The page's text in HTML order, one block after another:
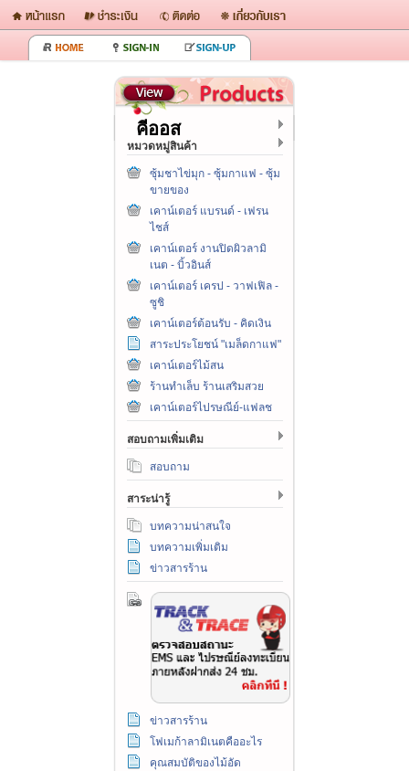
คีออส
หมวดหมู่สินค้า
ซุ้มชาไข่มุก - ซุ้มกาแฟ - ซุ้ม
ขายของ
เคาน์เตอร์ แบรนด์ - เฟรน
ไชส์
เคาน์เตอร์ งานปิดผิวลามิ
เนต - บิ้วอินส์
เคาน์เตอร์ เครป - วาฟเฟิล -
ซูชิ
เคาน์เตอร์ต้อนรับ - คิดเงิน
สาระประโยชน์ "เมล็ดกาแฟ"
เคาน์เตอร์ไม้สน
ร้านทำเล็บ ร้านเสริมสวย
เคาน์เตอร์ไปรษณีย์-แฟลช
สอบถามเพิ่มเติม
สอบถาม
สาระน่ารู้
บทความน่าสนใจ
บทความเพิ่มเติม
ข่าวสารร้าน
ข่าวสารร้าน
โฟเมก้าลามิเนตคืออะไร
คุณสมบัติของไม้อัด